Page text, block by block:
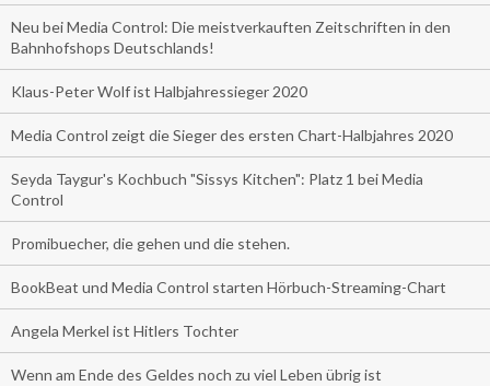
Neu bei Media Control: Die meistverkauften Zeitschriften in den
Bahnhofshops Deutschlands!
Klaus-Peter Wolf ist Halbjahressieger 2020
Media Control zeigt die Sieger des ersten Chart-Halbjahres 2020
Seyda Taygur's Kochbuch "Sissys Kitchen": Platz 1 bei Media
Control
Promibuecher, die gehen und die stehen.
BookBeat und Media Control starten Hörbuch-Streaming-Chart
Angela Merkel ist Hitlers Tochter
Wenn am Ende des Geldes noch zu viel Leben übrig ist